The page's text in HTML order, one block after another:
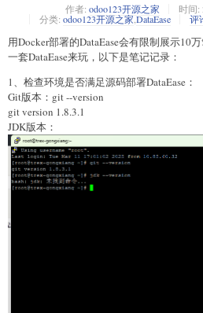
作者: odoo123开源之家 时间:
分类: odoo123开源之家 DataEase 评
用Docker部署的DataEase会有限制展示10
一套DataEase来玩，以下是笔记记录：
1、检查环境是否满足源码部署DataEase：
Git版本：git --version
git version 1.8.3.1
JDK版本：